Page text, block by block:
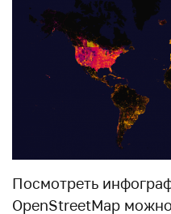
Посмотреть
OpenStreetMap